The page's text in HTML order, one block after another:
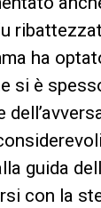
ha
si è
guida
con la